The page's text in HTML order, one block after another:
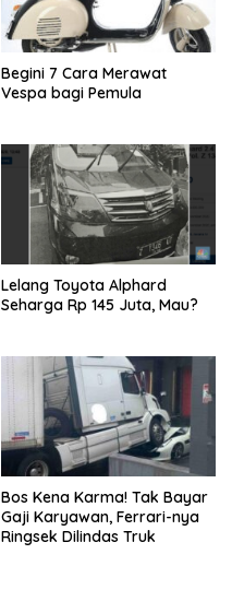
Begini 7 Cara Merawat
Vespa bagi Pemula
Lelang Toyota Alphard
Seharga Rp 145 Juta, Mau?
Bos Kena Karma! Tak Bayar
Gaji Karyawan, Ferrari-nya
Ringsek Dilindas Truk